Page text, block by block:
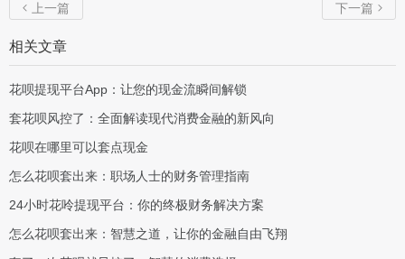
 上一篇 下一篇 
相关文章
花呗提现平台App：让您的现金流瞬间解锁
套花呗风控了：全面解读现代消费金融的新风向
花呗在哪里可以套点现金
怎么花呗套出来：职场人士的财务管理指南
24小时花呤提现平台：你的终极财务解决方案
怎么花呗套出来：智慧之道，让你的金融自由飞翔